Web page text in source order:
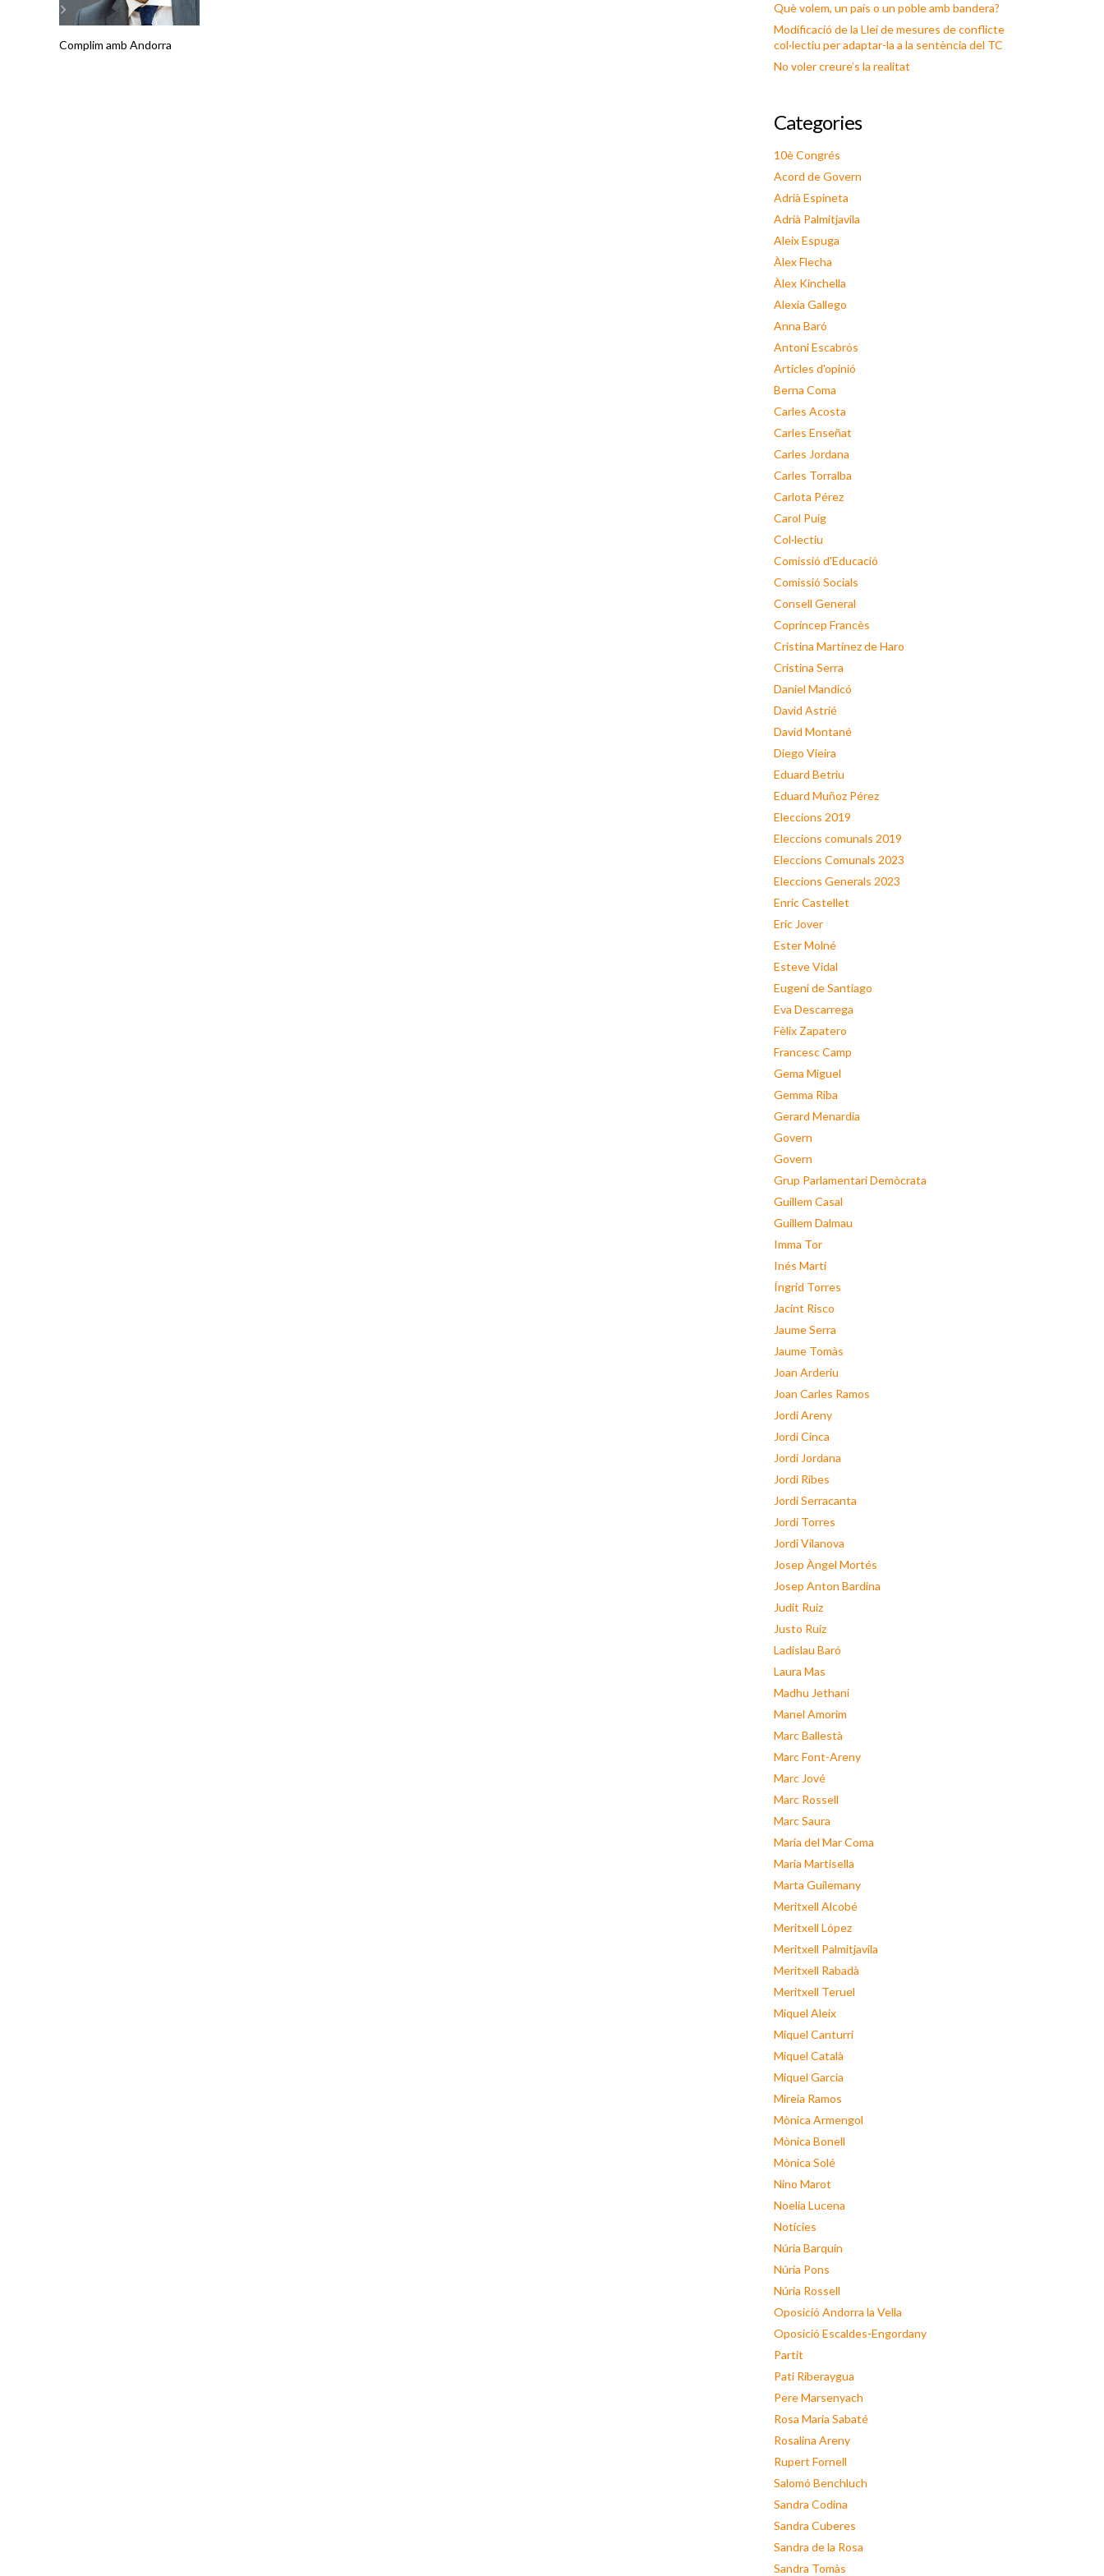
Complim amb Andorra
Què volem, un país o un poble amb bandera?
Modificació de la Llei de mesures de conflicte
col·lectiu per adaptar-la a la sentència del TC
No voler creure’s la realitat
Categories
10è Congrés
Acord de Govern
Adrià Espineta
Adrià Palmitjavila
Aleix Espuga
Àlex Flecha
Àlex Kinchella
Alexia Gallego
Anna Baró
Antoni Escabrós
Articles d'opinió
Berna Coma
Carles Acosta
Carles Enseñat
Carles Jordana
Carles Torralba
Carlota Pérez
Carol Puig
Col·lectiu
Comissió d'Educació
Comissió Socials
Consell General
Copríncep Francès
Cristina Martínez de Haro
Cristina Serra
Daniel Mandicó
David Astrié
David Montané
Diego Vieira
Eduard Betriu
Eduard Muñoz Pérez
Eleccions 2019
Eleccions comunals 2019
Eleccions Comunals 2023
Eleccions Generals 2023
Enric Castellet
Eric Jover
Ester Molné
Esteve Vidal
Eugeni de Santiago
Eva Descarrega
Fèlix Zapatero
Francesc Camp
Gema Miguel
Gemma Riba
Gerard Menardia
Govern
Govern
Grup Parlamentari Demòcrata
Guillem Casal
Guillem Dalmau
Imma Tor
Inés Martí
Íngrid Torres
Jacint Risco
Jaume Serra
Jaume Tomàs
Joan Arderiu
Joan Carles Ramos
Jordi Areny
Jordi Cinca
Jordi Jordana
Jordi Ribes
Jordi Serracanta
Jordi Torres
Jordi Vilanova
Josep Àngel Mortés
Josep Anton Bardina
Judit Ruiz
Justo Ruiz
Ladislau Baró
Laura Mas
Madhu Jethani
Manel Amorim
Marc Ballestà
Marc Font-Areny
Marc Jové
Marc Rossell
Marc Saura
Maria del Mar Coma
Maria Martisella
Marta Guilemany
Meritxell Alcobé
Meritxell López
Meritxell Palmitjavila
Meritxell Rabadà
Meritxell Teruel
Miquel Aleix
Miquel Canturri
Miquel Català
Miquel Garcia
Mireia Ramos
Mònica Armengol
Mònica Bonell
Mònica Solé
Nino Marot
Noelia Lucena
Notícies
Núria Barquín
Núria Pons
Núria Rossell
Oposició Andorra la Vella
Oposició Escaldes-Engordany
Partit
Pati Riberaygua
Pere Marsenyach
Rosa Maria Sabaté
Rosalina Areny
Rupert Fornell
Salomó Benchluch
Sandra Codina
Sandra Cuberes
Sandra de la Rosa
Sandra Tomàs